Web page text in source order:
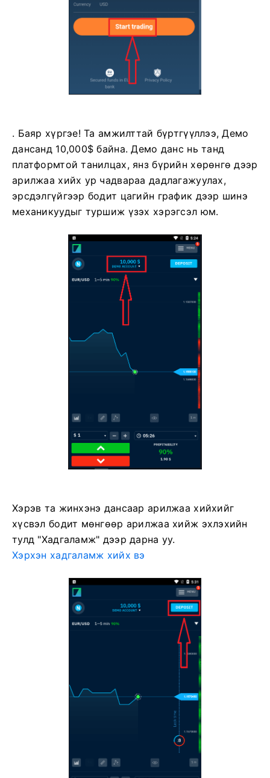
. Баяр хүргэе! Та амжилттай бүртгүүллээ, Демо
дансанд 10,000$ байна. Демо данс нь танд
платформтой танилцах, янз бүрийн хөрөнгө дээр
арилжаа хийх ур чадвараа дадлагажуулах,
эрсдэлгүйгээр бодит цагийн график дээр шинэ
механикуудыг туршиж үзэх хэрэгсэл юм.
Хэрэв та жинхэнэ дансаар арилжаа хийхийг
хүсвэл бодит мөнгөөр ​​арилжаа хийж эхлэхийн
тулд "Хадгаламж" дээр дарна уу.
Хэрхэн хадгаламж хийх вэ